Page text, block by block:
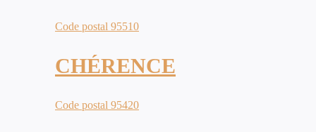
Code postal 95510
CHÉRENCE
Code postal 95420